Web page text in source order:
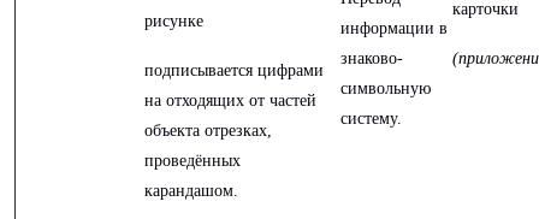
рисунке
подписывается цифрами
на отходящих от частей
объекта отрезках,
проведённых
карандашом.
информации в
знаково-
символьную
систему.
карточки